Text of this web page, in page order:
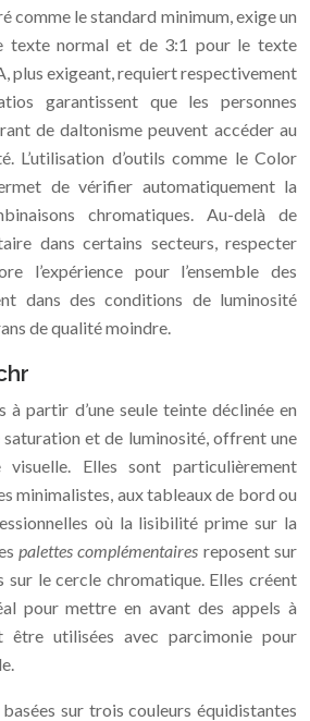
comme le standard minimum, exige un
texte normal et de 3:1 pour le texte
plus exigeant, requiert respectivement
garantissent que les personnes
de daltonisme peuvent accéder au
L’utilisation d’outils comme le Color
de vérifier automatiquement la
chromatiques. Au-delà de
dans certains secteurs, respecter
l’expérience pour l’ensemble des
dans des conditions de luminosité
de qualité moindre.
à partir d’une seule teinte déclinée en
et de luminosité, offrent une
visuelle. Elles sont particulièrement
minimalistes, aux tableaux de bord ou
où la lisibilité prime sur la
palettes complémentaires reposent sur
sur le cercle chromatique. Elles créent
pour mettre en avant des appels à
être utilisées avec parcimonie pour
basées sur trois couleurs équidistantes